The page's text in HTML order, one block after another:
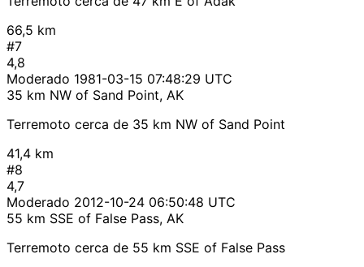
66,5 km
#7
4,8
Moderado 1981-03-15 07:48:29 UTC
35 km NW of Sand Point, AK
Terremoto cerca de 35 km NW of Sand Point
41,4 km
#8
4,7
Moderado 2012-10-24 06:50:48 UTC
55 km SSE of False Pass, AK
Terremoto cerca de 55 km SSE of False Pass